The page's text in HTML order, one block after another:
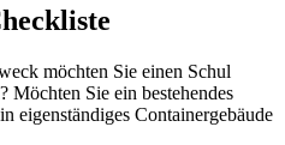
möchten Sie einen Schul
Möchten Sie ein bestehendes
eigenständiges Containergebäude